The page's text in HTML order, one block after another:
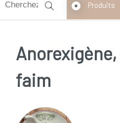
Produits
faim